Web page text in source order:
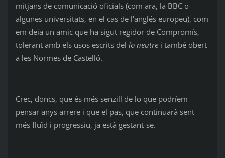
mitjans de comunicació oficials (com ara, la BBC o
algunes universitats, en el cas de l'anglés europeu), com
em deia un amic que ha sigut regidor de Compromís,
tolerant amb els usos escrits del lo neutre i també obert
a les Normes de Castelló.
Crec, doncs, que és més senzill de lo que podríem
pensar anys arrere i que el pas, que continuarà sent
més fluïd i progressiu, ja està gestant-se.